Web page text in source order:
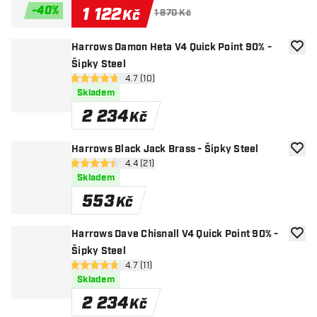
-40% 1 122Kč 1 870 Kč
Harrows Damon Heta V4 Quick Point 90% -
Šipky Steel
otevřít panel recenzí
4.7 hodnoticí hvězdičky
4.7 (10)
Skladem
2 234Kč
Harrows Black Jack Brass - Šipky Steel
otevřít panel recenzí
4.4 hodnoticí hvězdičky
4.4 (21)
Skladem
553Kč
Harrows Dave Chisnall V4 Quick Point 90% -
Šipky Steel
otevřít panel recenzí
4.7 hodnoticí hvězdičky
4.7 (11)
Skladem
2 234Kč